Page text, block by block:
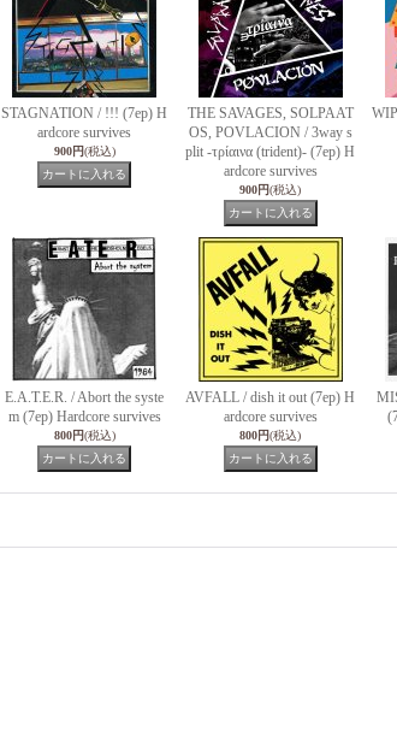
STAGNATION / !!! (7ep) H
ardcore survives
900円(税込)
THE SAVAGES, SOLPAAT
OS, POVLACION / 3way s
plit -τρίαινα (trident)- (7ep) H
ardcore survives
900円(税込)
E.A.T.E.R. / Abort the syste
m (7ep) Hardcore survives
800円(税込)
AVFALL / dish it out (7ep) H
ardcore survives
800円(税込)